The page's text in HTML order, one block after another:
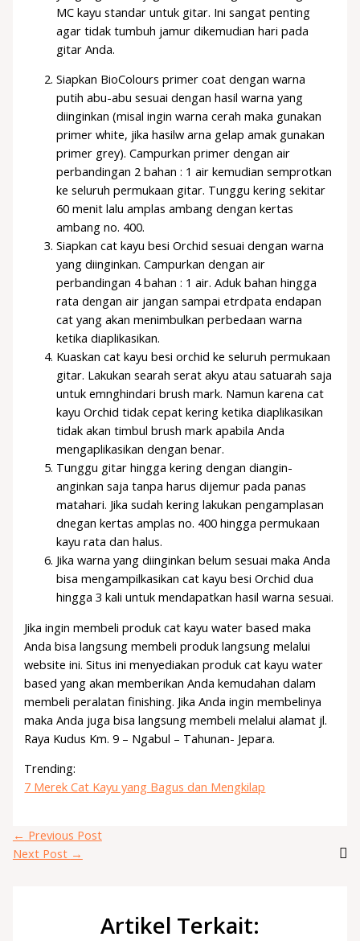
MC kayu standar untuk gitar. Ini sangat penting
agar tidak tumbuh jamur dikemudian hari pada
gitar Anda.
Siapkan BioColours primer coat dengan warna
putih abu-abu sesuai dengan hasil warna yang
diinginkan (misal ingin warna cerah maka gunakan
primer white, jika hasilw arna gelap amak gunakan
primer grey). Campurkan primer dengan air
perbandingan 2 bahan : 1 air kemudian semprotkan
ke seluruh permukaan gitar. Tunggu kering sekitar
60 menit lalu amplas ambang dengan kertas
ambang no. 400.
Siapkan cat kayu besi Orchid sesuai dengan warna
yang diinginkan. Campurkan dengan air
perbandingan 4 bahan : 1 air. Aduk bahan hingga
rata dengan air jangan sampai etrdpata endapan
cat yang akan menimbulkan perbedaan warna
ketika diaplikasikan.
Kuaskan cat kayu besi orchid ke seluruh permukaan
gitar. Lakukan searah serat akyu atau satuarah saja
untuk emnghindari brush mark. Namun karena cat
kayu Orchid tidak cepat kering ketika diaplikasikan
tidak akan timbul brush mark apabila Anda
mengaplikasikan dengan benar.
Tunggu gitar hingga kering dengan diangin-
anginkan saja tanpa harus dijemur pada panas
matahari. Jika sudah kering lakukan pengamplasan
dnegan kertas amplas no. 400 hingga permukaan
kayu rata dan halus.
Jika warna yang diinginkan belum sesuai maka Anda
bisa mengampilkasikan cat kayu besi Orchid dua
hingga 3 kali untuk mendapatkan hasil warna sesuai.
Jika ingin membeli produk cat kayu water based maka
Anda bisa langsung membeli produk langsung melalui
website ini. Situs ini menyediakan produk cat kayu water
based yang akan memberikan Anda kemudahan dalam
membeli peralatan finishing. Jika Anda ingin membelinya
maka Anda juga bisa langsung membeli melalui alamat jl.
Raya Kudus Km. 9 – Ngabul – Tahunan- Jepara.
Trending:
7 Merek Cat Kayu yang Bagus dan Mengkilap
← Previous Post
Next Post →
Artikel Terkait: